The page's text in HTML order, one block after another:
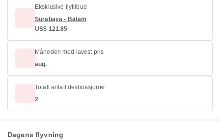
Eksklusive flytilbud
Surabaya - Batam
US$ 121.85
Måneden med lavest pris
aug.
Totalt antall destinasjoner
2
Dagens flyvning